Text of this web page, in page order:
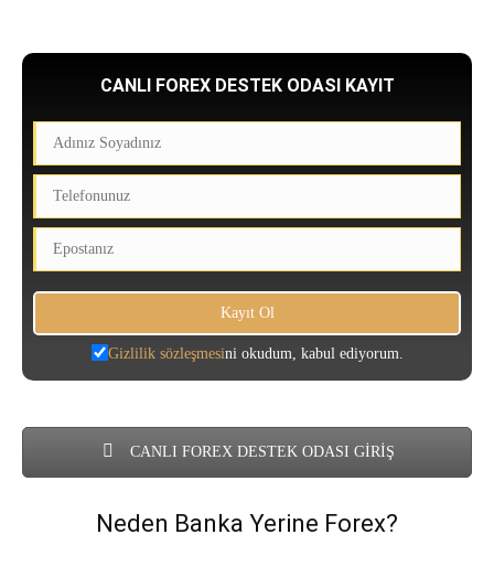
CANLI FOREX DESTEK ODASI KAYIT
Gizlilik sözleşmesini okudum, kabul ediyorum.
CANLI FOREX DESTEK ODASI GİRİŞ
Neden Banka Yerine Forex?